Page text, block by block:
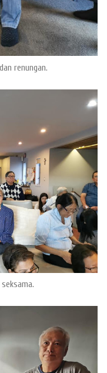
renungan.